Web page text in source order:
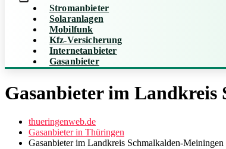
Stromanbieter
Solaranlagen
Mobilfunk
Kfz-Versicherung
Internetanbieter
Gasanbieter
Gasanbieter im Landkreis
thueringenweb.de
Gasanbieter in Thüringen
Gasanbieter im Landkreis Schmalkalden-Meiningen